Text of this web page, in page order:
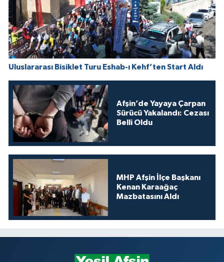
Uluslararası Bisiklet Turu Eshab-ı Kehf’ten Start Aldı
Afşin’de Yayaya Çarpan
Sürücü Yakalandı: Cezası
Belli Oldu
MHP Afşin İlçe Başkanı
Kenan Karaağaç
Mazbatasını Aldı